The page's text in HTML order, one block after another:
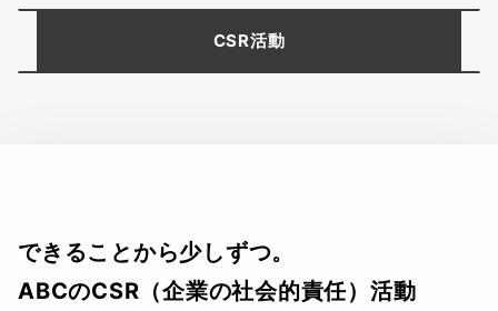
CSR活動
できることから少しずつ。
ABCのCSR（企業の社会的責任）活動